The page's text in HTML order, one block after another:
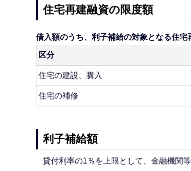
住宅再建融資の限度額
借入額のうち、利子補給の対象となる住宅
区分
住宅の建設、購入
住宅の補修
利子補給額
貸付利率の1％を上限として、金融機関